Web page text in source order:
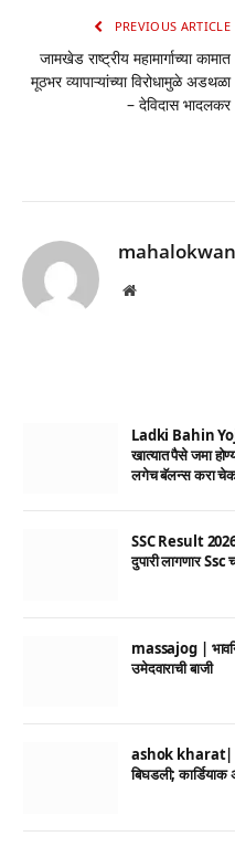
PREVIOUS ARTICLE
जामखेड राष्ट्रीय महामार्गाच्या कामात
मूठभर व्यापाऱ्यांच्या विरोधामुळे अडथळा
– देविदास भादलकर
Website
Ladki Bahin
खात्यात पैसे जमा
लगेच बॅलन्स करा
SSC Result 2026
दुपारी लागणार Ssc
massajog |
उमेदवाराची बाजी
ashok kharat|
बिघडली; कार्डियाक